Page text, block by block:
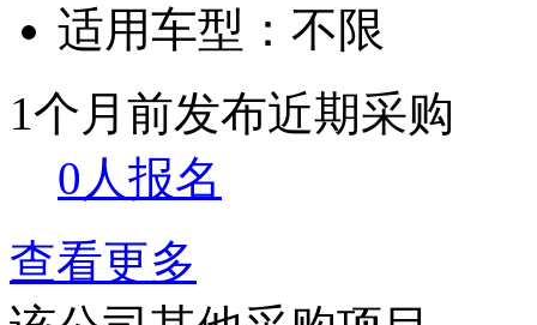
适用车型： 不限
1个月前发布近期采购
0人报名
查看更多